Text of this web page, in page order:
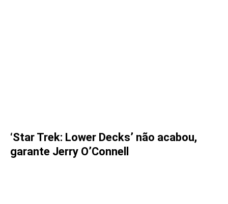
‘Star Trek: Lower Decks’ não acabou,
garante Jerry O’Connell